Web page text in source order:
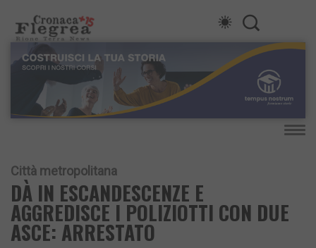
Città metropolitana
DÀ IN ESCANDESCENZE E
AGGREDISCE I POLIZIOTTI CON DUE
ASCE: ARRESTATO